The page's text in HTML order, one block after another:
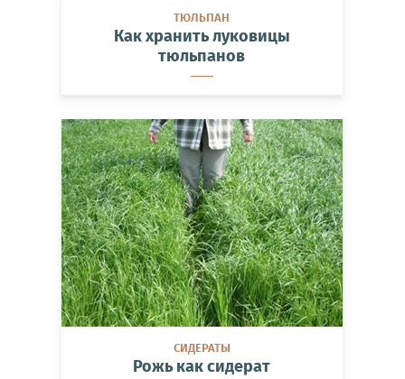
ТЮЛЬПАН
Как хранить луковицы
тюльпанов
СИДЕРАТЫ
Рожь как сидерат